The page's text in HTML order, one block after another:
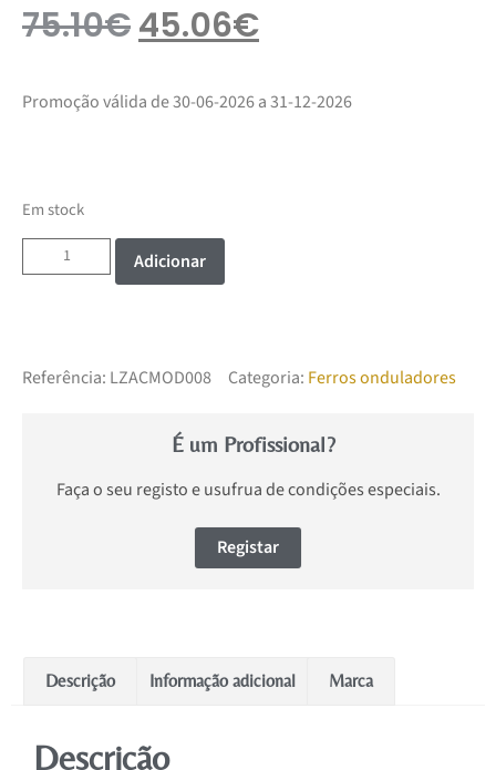
75.10€45.06€
Promoção válida de 30-06-2026 a 31-12-2026
Em stock
Adicionar
Referência: LZACMOD008 Categoria: Ferros onduladores
É um Profissional?
Faça o seu registo e usufrua de condições especiais.
Registar
Descrição Informação adicional Marca
Descrição